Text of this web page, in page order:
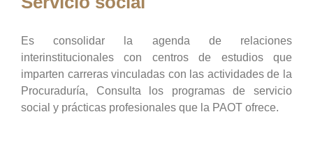
Es consolidar la agenda de relaciones
interinstitucionales con centros de estudios que
imparten carreras vinculadas con las actividades de la
Procuraduría, Consulta los programas de servicio
social y prácticas profesionales que la PAOT ofrece.